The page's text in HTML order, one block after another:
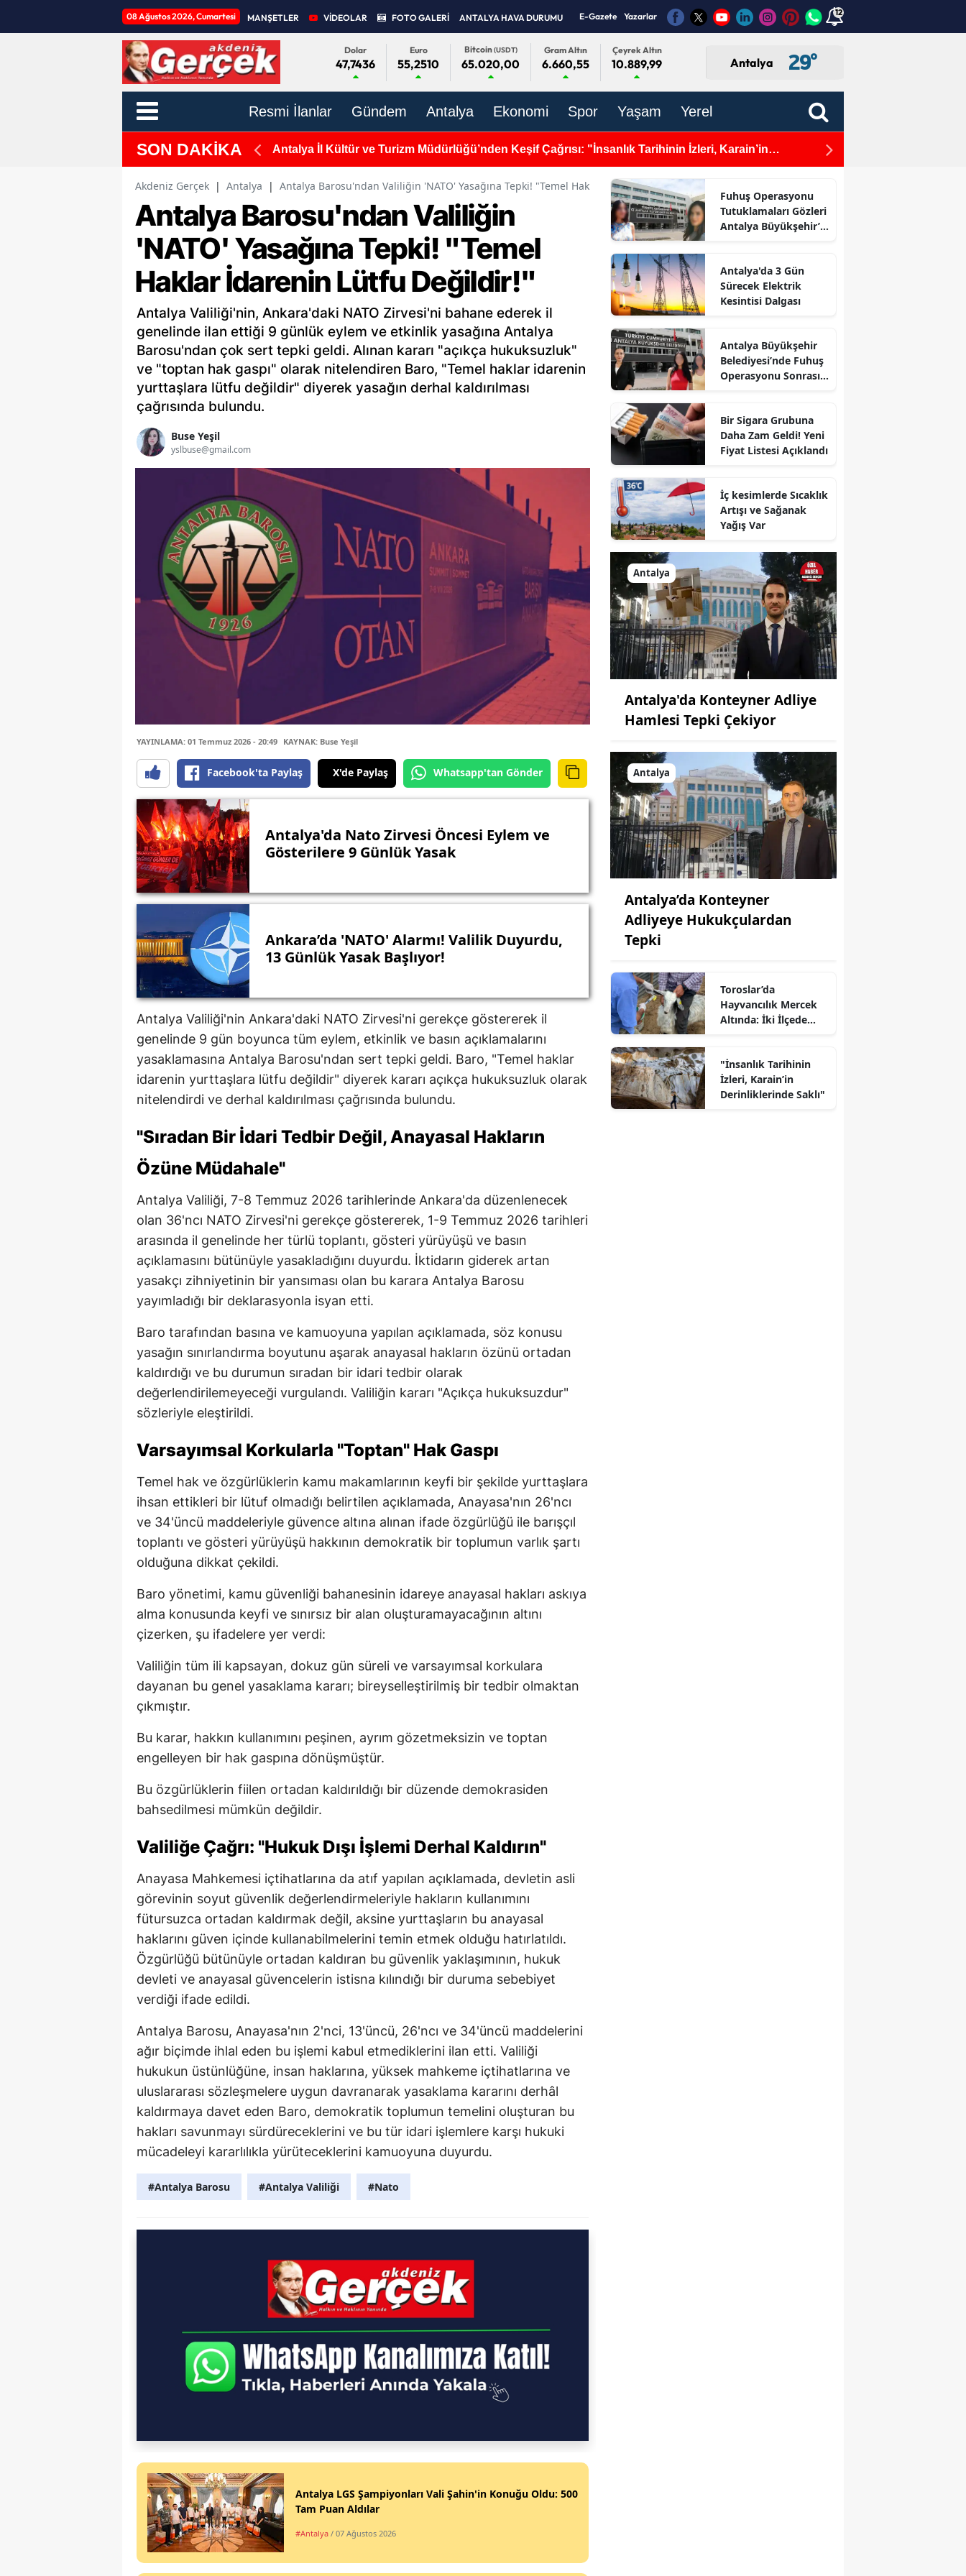
08 Ağustos 2026, Cumartesi MANŞETLER VİDEOLAR FOTO GALERİ ANTALYA HAVA DURUMU E-Gazete Yazarlar 12
Dolar
47,7436
Euro
55,2510
Bitcoin(USDT)
65.020,00
Gram Altın
6.660,55
Çeyrek Altın
10.889,99 Antalya 29°
Resmi İlanlar Gündem Antalya Ekonomi Spor Yaşam Yerel
SON DAKİKA
Antalya İl Kültür ve Turizm Müdürlüğü’nden Keşif Çağrısı: "İnsanlık Tarihinin İzleri, Karain’in
ATSO Başkan Adayı
Akdeniz Gerçek | Antalya | Antalya Barosu'ndan Valiliğin 'NATO' Yasağına Tepki! "Temel Haklar İdarenin Lütfu Değildir!"
Antalya Barosu'ndan Valiliğin
'NATO' Yasağına Tepki! "Temel
Haklar İdarenin Lütfu Değildir!"
Antalya Valiliği'nin, Ankara'daki NATO Zirvesi'ni bahane ederek il
genelinde ilan ettiği 9 günlük eylem ve etkinlik yasağına Antalya
Barosu'ndan çok sert tepki geldi. Alınan kararı "açıkça hukuksuzluk"
ve "toptan hak gaspı" olarak nitelendiren Baro, "Temel haklar idarenin
yurttaşlara lütfu değildir" diyerek yasağın derhal kaldırılması
çağrısında bulundu.
Buse Yeşil
yslbuse@gmail.com
YAYINLAMA: 01 Temmuz 2026 - 20:49 KAYNAK: Buse Yeşil
Facebook'ta Paylaş X'de Paylaş Whatsapp'tan Gönder
Antalya'da Nato Zirvesi Öncesi Eylem ve
Gösterilere 9 Günlük Yasak
Ankara’da 'NATO' Alarmı! Valilik Duyurdu,
13 Günlük Yasak Başlıyor!
Antalya Valiliği'nin Ankara'daki NATO Zirvesi'ni gerekçe göstererek il
genelinde 9 gün boyunca tüm eylem, etkinlik ve basın açıklamalarını
yasaklamasına Antalya Barosu'ndan sert tepki geldi. Baro, "Temel haklar
idarenin yurttaşlara lütfu değildir" diyerek kararı açıkça hukuksuzluk olarak
nitelendirdi ve derhal kaldırılması çağrısında bulundu.
"Sıradan Bir İdari Tedbir Değil, Anayasal Hakların
Özüne Müdahale"
Antalya Valiliği, 7-8 Temmuz 2026 tarihlerinde Ankara'da düzenlenecek
olan 36'ncı NATO Zirvesi'ni gerekçe göstererek, 1-9 Temmuz 2026 tarihleri
arasında il genelinde her türlü toplantı, gösteri yürüyüşü ve basın
açıklamasını bütünüyle yasakladığını duyurdu. İktidarın giderek artan
yasakçı zihniyetinin bir yansıması olan bu karara Antalya Barosu
yayımladığı bir deklarasyonla isyan etti.
Baro tarafından basına ve kamuoyuna yapılan açıklamada, söz konusu
yasağın sınırlandırma boyutunu aşarak anayasal hakların özünü ortadan
kaldırdığı ve bu durumun sıradan bir idari tedbir olarak
değerlendirilemeyeceği vurgulandı. Valiliğin kararı "Açıkça hukuksuzdur"
sözleriyle eleştirildi.
Varsayımsal Korkularla "Toptan" Hak Gaspı
Temel hak ve özgürlüklerin kamu makamlarının keyfi bir şekilde yurttaşlara
ihsan ettikleri bir lütuf olmadığı belirtilen açıklamada, Anayasa'nın 26'ncı
ve 34'üncü maddeleriyle güvence altına alınan ifade özgürlüğü ile barışçıl
toplantı ve gösteri yürüyüşü hakkının demokratik bir toplumun varlık şartı
olduğuna dikkat çekildi.
Baro yönetimi, kamu güvenliği bahanesinin idareye anayasal hakları askıya
alma konusunda keyfi ve sınırsız bir alan oluşturamayacağının altını
çizerken, şu ifadelere yer verdi:
Valiliğin tüm ili kapsayan, dokuz gün süreli ve varsayımsal korkulara
dayanan bu genel yasaklama kararı; bireyselleştirilmiş bir tedbir olmaktan
çıkmıştır.
Bu karar, hakkın kullanımını peşinen, ayrım gözetmeksizin ve toptan
engelleyen bir hak gaspına dönüşmüştür.
Bu özgürlüklerin fiilen ortadan kaldırıldığı bir düzende demokrasiden
bahsedilmesi mümkün değildir.
Valiliğe Çağrı: "Hukuk Dışı İşlemi Derhal Kaldırın"
Anayasa Mahkemesi içtihatlarına da atıf yapılan açıklamada, devletin asli
görevinin soyut güvenlik değerlendirmeleriyle hakların kullanımını
fütursuzca ortadan kaldırmak değil, aksine yurttaşların bu anayasal
haklarını güven içinde kullanabilmelerini temin etmek olduğu hatırlatıldı.
Özgürlüğü bütünüyle ortadan kaldıran bu güvenlik yaklaşımının, hukuk
devleti ve anayasal güvencelerin istisna kılındığı bir duruma sebebiyet
verdiği ifade edildi.
Antalya Barosu, Anayasa'nın 2'nci, 13'üncü, 26'ncı ve 34'üncü maddelerini
ağır biçimde ihlal eden bu işlemi kabul etmediklerini ilan etti. Valiliği
hukukun üstünlüğüne, insan haklarına, yüksek mahkeme içtihatlarına ve
uluslararası sözleşmelere uygun davranarak yasaklama kararını derhâl
kaldırmaya davet eden Baro, demokratik toplumun temelini oluşturan bu
hakları savunmayı sürdüreceklerini ve bu tür idari işlemlere karşı hukuki
mücadeleyi kararlılıkla yürüteceklerini kamuoyuna duyurdu.
#Antalya Barosu #Antalya Valiliği #Nato
Antalya LGS Şampiyonları Vali Şahin'in Konuğu Oldu: 500
Tam Puan Aldılar
#Antalya / 07 Ağustos 2026
Fuhuş Operasyonu
Tutuklamaları Gözleri
Antalya Büyükşehir’e
Antalya'da 3 Gün
Sürecek Elektrik
Kesintisi Dalgası
Antalya Büyükşehir
Belediyesi’nde Fuhuş
Operasyonu Sonrası
Bir Sigara Grubuna
Daha Zam Geldi! Yeni
Fiyat Listesi Açıklandı
İç kesimlerde Sıcaklık
Artışı ve Sağanak
Yağış Var
Antalya
Antalya'da Konteyner Adliye
Hamlesi Tepki Çekiyor
Antalya
Antalya’da Konteyner
Adliyeye Hukukçulardan
Tepki
Toroslar’da
Hayvancılık Mercek
Altında: İki İlçede
"İnsanlık Tarihinin
İzleri, Karain’in
Derinliklerinde Saklı"